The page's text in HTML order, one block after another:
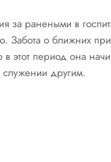
за ранеными в
Забота о ближних
период она
служении другим.